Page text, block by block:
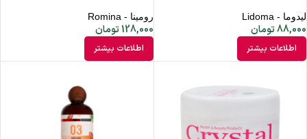
لیدوما - Lidoma
88,000تومان
اطلاعات بیشتر
رومینا - Romina
128,000تومان
اطلاعات بیشتر